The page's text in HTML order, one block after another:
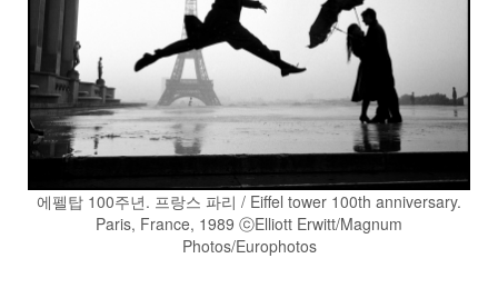
에펠탑 100주년. 프랑스 파리 / Eiffel tower 100th anniversary.
Paris, France, 1989 ⓒElliott Erwitt/Magnum
Photos/Europhotos